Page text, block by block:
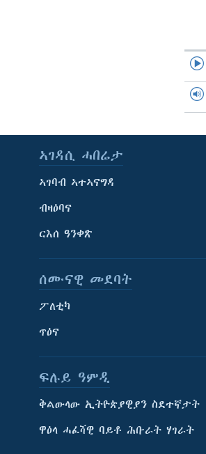
ትምህርቲ እንግሊዝኛ
ማሕበራዊ ገጻትና
ኣገዳሲ ሓበሬታ
ኣገባብ ኣተኣናግዳ
ብዛዕባና
ርእሰ ዓንቀጽ
ሰሙናዊ መደባት
ፖለቲካ
ጥዕና
ፍሉይ ዓምዲ
ቅልውላው ኢትዮጵያዊያን ስደተኛታት
ዋዕላ ሓፈሻዊ ባይቶ ሕቡራት ሃገራት